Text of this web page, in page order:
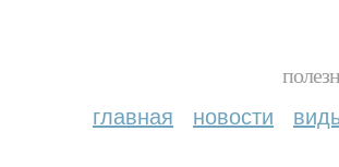
главная новости